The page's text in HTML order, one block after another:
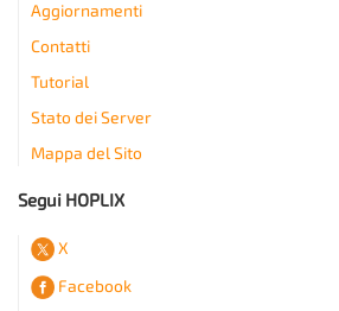
Aggiornamenti
Contatti
Tutorial
Stato dei Server
Mappa del Sito
Segui HOPLIX
X
Facebook